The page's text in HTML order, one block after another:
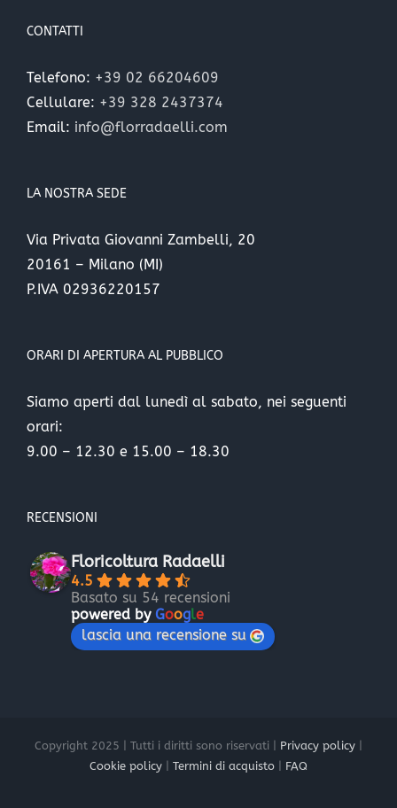
CONTATTI
Telefono: +39 02 66204609
Cellulare: +39 328 2437374
Email: info@florradaelli.com
LA NOSTRA SEDE
Via Privata Giovanni Zambelli, 20
20161 – Milano (MI)
P.IVA 02936220157
ORARI DI APERTURA AL PUBBLICO
Siamo aperti dal lunedì al sabato, nei seguenti
orari:
9.00 – 12.30 e 15.00 – 18.30
RECENSIONI
Floricoltura Radaelli
4.5
Basato su 54 recensioni
powered by Google
lascia una recensione su
Copyright 2025 | Tutti i diritti sono riservati | Privacy policy
Cookie policy
Termini di acquisto FAQ